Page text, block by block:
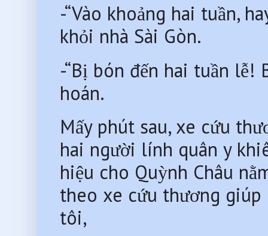
-“Vào khoảng hai tuần,
khỏi nhà Sài Gòn.
-“Bị bón đến hai tuần lễ!
hoán.
Mấy phút sau, xe cứu
hai người lính quân y
hiệu cho Quỳnh Châu
theo xe cứu thương giúp
tôi,